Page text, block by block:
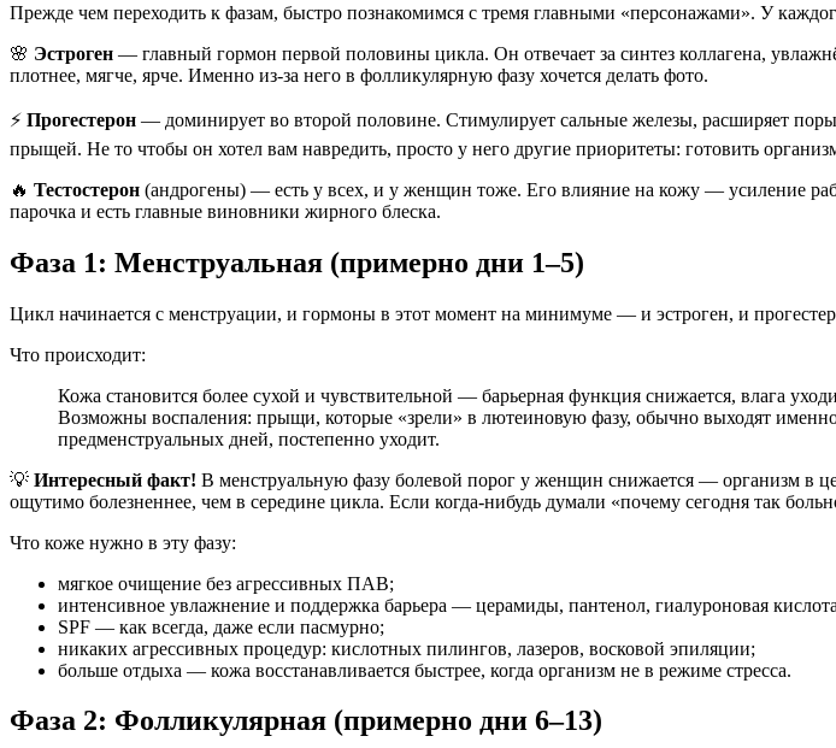
Прежде чем переходить к фазам, быстро познакомимся с тремя главными «персонажами». У
🌸 Эстроген — главный гормон первой половины цикла. Он отвечает за синтез коллагена,
плотнее, мягче, ярче. Именно из-за него в фолликулярную фазу хочется делать фото.
⚡ Прогестерон — доминирует во второй половине. Стимулирует сальные железы, расширяет
прыщей. Не то чтобы он хотел вам навредить, просто у него другие приоритеты: готовить
🔥 Тестостерон (андрогены) — есть у всех, и у женщин тоже. Его влияние на кожу — усиление
парочка и есть главные виновники жирного блеска.
Фаза 1: Менструальная (примерно дни 1–5)
Цикл начинается с менструации, и гормоны в этот момент на минимуме — и эстроген, и
Что происходит:
Кожа становится более сухой и чувствительной — барьерная функция снижается, влага
Возможны воспаления: прыщи, которые «зрели» в лютеиновую фазу, обычно выходят
предменструальных дней, постепенно уходит.
💡 Интересный факт! В менструальную фазу болевой порог у женщин снижается — организм в
ощутимо болезненнее, чем в середине цикла. Если когда-нибудь думали «почему сегодня так
Что коже нужно в эту фазу:
мягкое очищение без агрессивных ПАВ;
интенсивное увлажнение и поддержка барьера — церамиды, пантенол, гиалуроновая
SPF — как всегда, даже если пасмурно;
никаких агрессивных процедур: кислотных пилингов, лазеров, восковой эпиляции;
больше отдыха — кожа восстанавливается быстрее, когда организм не в режиме стресса.
Фаза 2: Фолликулярная (примерно дни 6–13)